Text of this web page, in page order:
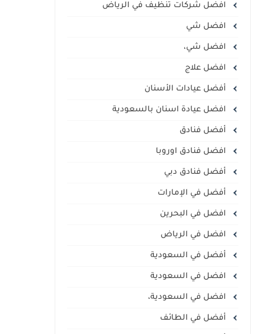
افضل شركات تنظيف في الرياض
افضل شي
افضل شي،
افضل علاج
أفضل عيادات الأسنان
افضل عيادة اسنان بالسعودية
أفضل فنادق
افضل فنادق اوروبا
أفضل فنادق دبي
أفضل في الإمارات
افضل في البحرين
افضل في الرياض
أفضل في السعودية
افضل في السعودية
افضل في السعودية،
أفضل في الطائف